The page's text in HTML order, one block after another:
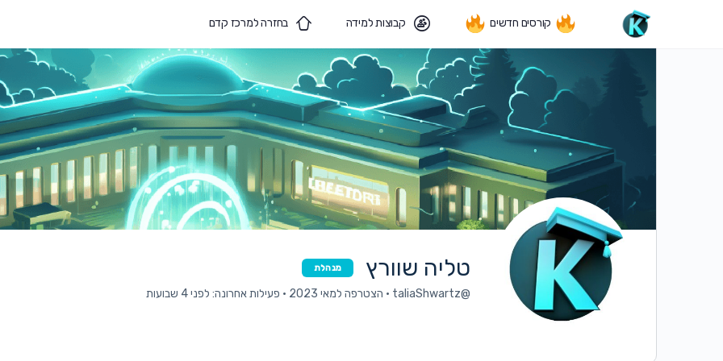
קורסים חדשים קבוצות למידה בחזרה למרכז קדם
טליה שוורץ מנהלת
@taliaShwartz
• הצטרפה למאי 2023 • פעילות אחרונה: לפני 4 שבועות